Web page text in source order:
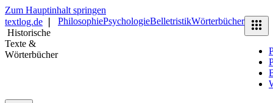
Zum Hauptinhalt springen
textlog.de
Historische
Texte &
Wörterbücher
PhilosophiePsychologieBelletristikWörterbücher